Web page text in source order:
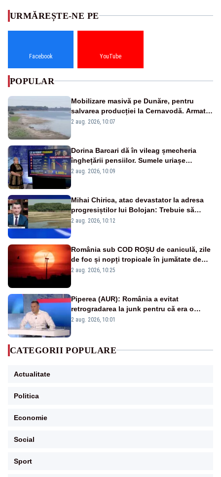
URMĂREȘTE-NE PE
Facebook YouTube
POPULAR
Mobilizare masivă pe Dunăre, pentru
salvarea producției la Cernavodă. Armata
va detona o stâncă și va devia apa
2 aug. 2026, 10:07
Dorina Barcari dă în vileag șmecheria
înghețării pensiilor. Sumele uriașe
pierdute de fiecare român
2 aug. 2026, 10:09
Mihai Chirica, atac devastator la adresa
progresiștilor lui Bolojan: Trebuie să
protejăm și natura, dar nu șținem omaneii
2 aug. 2026, 10:12
România sub COD ROȘU de caniculă, zile
de foc și nopți tropicale în jumătate de
țară
2 aug. 2026, 10:25
Piperea (AUR): România a evitat
retrogradarea la junk pentru că era o
catastrofă pentru bănci și fondurile de
2 aug. 2026, 10:01
CATEGORII POPULARE
Actualitate
Politica
Economie
Social
Sport